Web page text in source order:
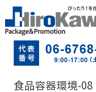
食品容器環境-08